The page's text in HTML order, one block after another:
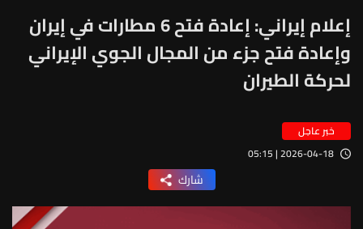
إعلام إيراني: إعادة فتح 6 مطارات في إيران
وإعادة فتح جزء من المجال الجوي الإيراني
لحركة الطيران
خبر عاجل
2026-04-18 | 05:15
شارك